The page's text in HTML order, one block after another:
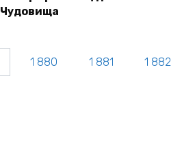
Чудовища
1 880 1 881 1 882